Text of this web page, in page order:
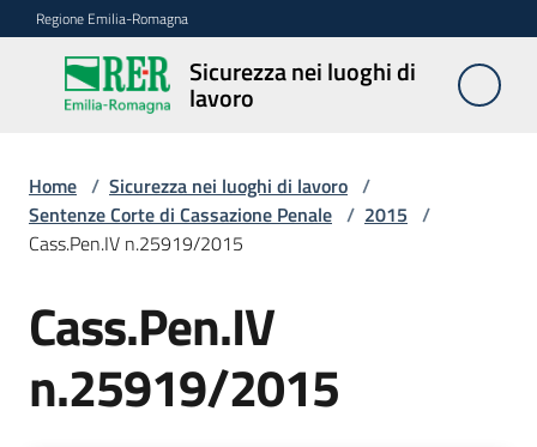
Vai al contenuto
Vai alla navigazione
Vai al footer
Regione Emilia-Romagna
Sicurezza nei luoghi di
lavoro
Sicurezza
nei
lavoro
Sicurezza
costruzioni
Home / Sicurezza nei luoghi di lavoro /
Sentenze Corte di Cassazione Penale / 2015 /
Cass.Pen.IV n.25919/2015
Cass.Pen.IV
n.25919/2015